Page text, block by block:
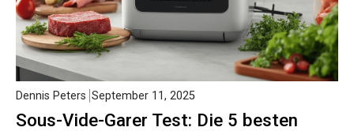
Sous-Vide-Garer Test: Die 5 besten
Dennis Peters September 11, 2025